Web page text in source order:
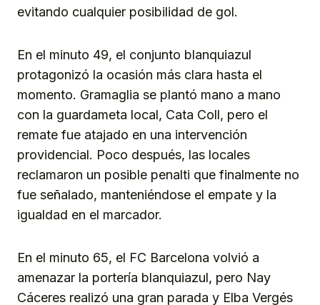
evitando cualquier posibilidad de gol.
En el minuto 49, el conjunto blanquiazul
protagonizó la ocasión más clara hasta el
momento. Gramaglia se plantó mano a mano
con la guardameta local, Cata Coll, pero el
remate fue atajado en una intervención
providencial. Poco después, las locales
reclamaron un posible penalti que finalmente no
fue señalado, manteniéndose el empate y la
igualdad en el marcador.
En el minuto 65, el FC Barcelona volvió a
amenazar la portería blanquiazul, pero Nay
Cáceres realizó una gran parada y Elba Vergés